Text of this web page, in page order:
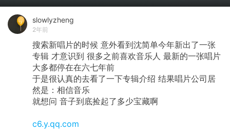
slowlyzheng
2年前
搜索新唱片的时候 意外看到沈简单今年新出了一张
专辑 才意识到 很多之前喜欢音乐人 最新的一张唱片
大多都停在在六七年前
于是很认真的去看了一下专辑介绍 结果唱片公司居
然是：相信音乐
就想问 音子到底捡起了多少宝藏啊
c6.y.qq.com